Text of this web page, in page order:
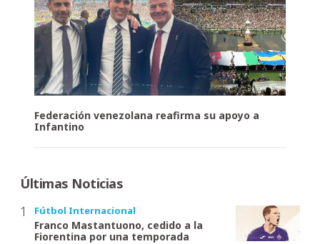
Federación venezolana reafirma su apoyo a
Infantino
Últimas Noticias
Fútbol Internacional
Franco Mastantuono, cedido a la
Fiorentina por una temporada